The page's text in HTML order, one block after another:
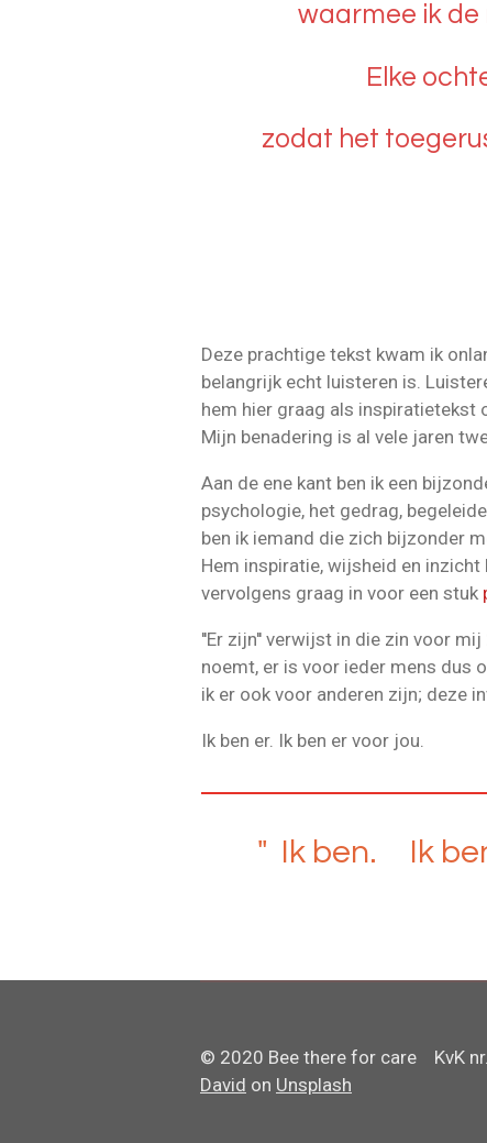
waarmee ik de
Elke
zodat het
Deze prachtige tekst kwam ik
belangrijk echt luisteren is.
hem hier graag als inspiratietekst
Mijn benadering is al vele jaren
Aan de ene kant ben ik een
psychologie, het gedrag,
ben ik iemand die zich bijzonder
Hem inspiratie, wijsheid en
vervolgens graag in voor een stuk
''Er zijn'' verwijst in die zin voor
noemt, er is voor ieder mens dus
ik er ook voor anderen zijn; deze
Ik ben er. Ik ben er voor jou.
" Ik ben. Ik
© 2020 Bee there for care
David on Unsplash